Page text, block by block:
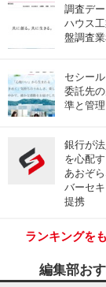
調査デ
ハウス
盤調査
セシー
委託先
準と管
銀行が
を心配
あおぞ
バーセ
提携
ランキングを
編集部お